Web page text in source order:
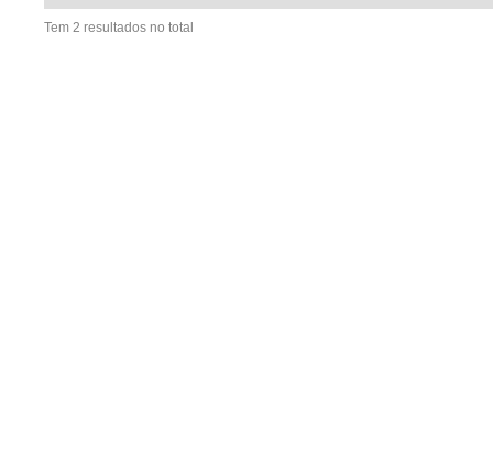
Tem 2 resultados no total